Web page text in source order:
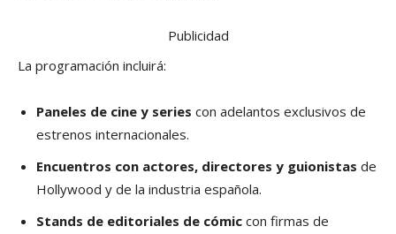
Publicidad
La programación incluirá:
Paneles de cine y series con adelantos exclusivos de
estrenos internacionales.
Encuentros con actores, directores y guionistas de
Hollywood y de la industria española.
Stands de editoriales de cómic con firmas de